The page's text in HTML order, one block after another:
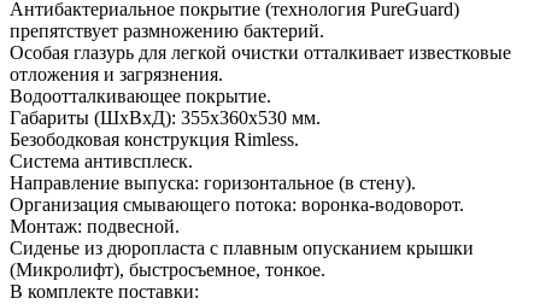
Антибактериальное покрытие (технология PureGuard)
препятствует размножению бактерий.
Особая глазурь для легкой очистки отталкивает известковые
отложения и загрязнения.
Водоотталкивающее покрытие.
Габариты (ШхВхД): 355x360x530 мм.
Безободковая конструкция Rimless.
Система антивсплеск.
Направление выпуска: горизонтальное (в стену).
Организация смывающего потока: воронка-водоворот.
Монтаж: подвесной.
Сиденье из дюропласта с плавным опусканием крышки
(Микролифт), быстросъемное, тонкое.
В комплекте поставки: